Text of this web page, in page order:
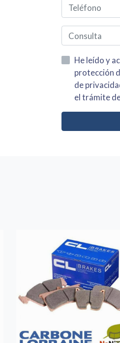
He leído y acepto la
protección de datos asi como el
de privacidad y acepto el tratamiento de mis
el trámite